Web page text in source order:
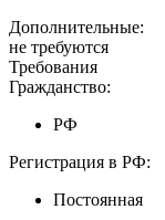
Дополнительные:
не требуются
Требования
Гражданство:
РФ
Регистрация в РФ:
Постоянная